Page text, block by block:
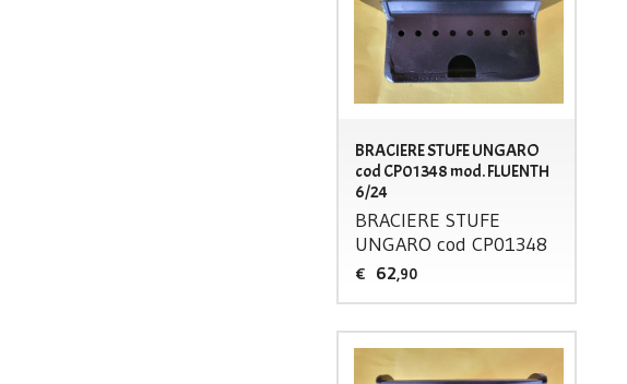
BRACIERE STUFE UNGARO
cod CP01348 mod. FLUENTH
6/24
BRACIERE STUFE
UNGARO cod CP01348
€ 62,90